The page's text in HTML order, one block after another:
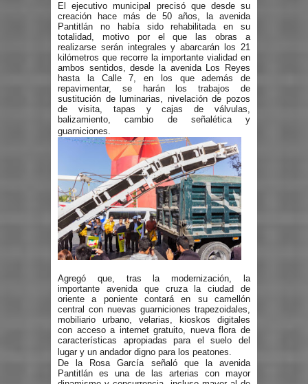
El ejecutivo municipal precisó que desde su
creación hace más de 50 años, la avenida
Pantitlán no había sido rehabilitada en su
totalidad, motivo por el que las obras a
realizarse serán integrales y abarcarán los 21
kilómetros que recorre la importante vialidad en
ambos sentidos, desde la avenida Los Reyes
hasta la Calle 7, en los que además de
repavimentar, se harán los trabajos de
sustitución de luminarias, nivelación de pozos
de visita, tapas y cajas de válvulas,
balizamiento, cambio de señalética y
guarniciones.
Agregó que, tras la modernización, la
importante avenida que cruza la ciudad de
oriente a poniente contará en su camellón
central con nuevas guarniciones trapezoidales,
mobiliario urbano, velarias, kioskos digitales
con acceso a internet gratuito, nueva flora de
características apropiadas para el suelo del
lugar y un andador digno para los peatones.
De la Rosa García señaló que la avenida
Pantitlán es una de las arterias con mayor